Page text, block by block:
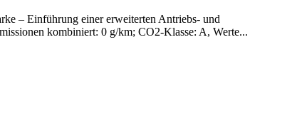
– Einführung einer erweiterten Antriebs- und
kombiniert: 0 g/km; CO2-Klasse: A, Werte...